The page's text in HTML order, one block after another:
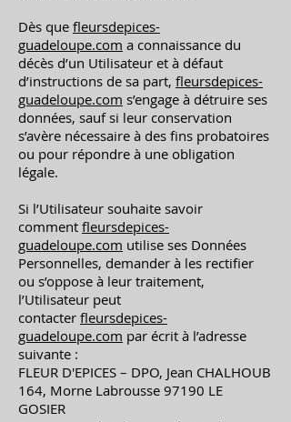
Dès que fleursdepices-
guadeloupe.com a connaissance du
décès d’un Utilisateur et à défaut
d’instructions de sa part, fleursdepices-
guadeloupe.com s’engage à détruire ses
données, sauf si leur conservation
s’avère nécessaire à des fins probatoires
ou pour répondre à une obligation
légale.
Si l’Utilisateur souhaite savoir
comment fleursdepices-
guadeloupe.com utilise ses Données
Personnelles, demander à les rectifier
ou s’oppose à leur traitement,
l’Utilisateur peut
contacter fleursdepices-
guadeloupe.com par écrit à l’adresse
suivante :
FLEUR D'EPICES – DPO, Jean CHALHOUB
164, Morne Labrousse 97190 LE
GOSIER